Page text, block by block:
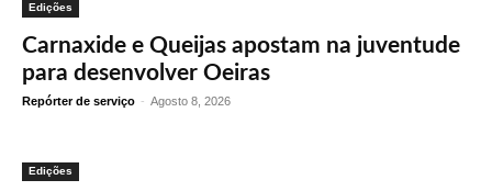
Edições
Carnaxide e Queijas apostam na juventude
para desenvolver Oeiras
Repórter de serviço - Agosto 8, 2026
Edições